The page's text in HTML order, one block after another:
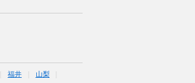
福井
山梨